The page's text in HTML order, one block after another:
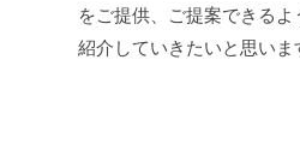
をご提供、ご提案できる
紹介していきたいと思いま